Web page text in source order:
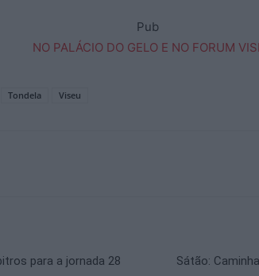
Pub
Tondela Viseu
para a jornada 28
Sátão: